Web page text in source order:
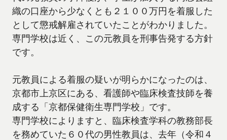
織の口座から少なくとも２１００万円を着服した
として懲戒解雇されていたことがわかりました。
専門学校は近く、この元教員を刑事告発する方針
です。
元教員による着服の疑いが明らかになったのは、
京都市上京区にある、看護師や臨床検査技師を養
成する「京都保健衛生専門学校」です。
専門学校によりますと、臨床検査学科の教務部長
を務めていた６０代の男性教員は、去年（令和４